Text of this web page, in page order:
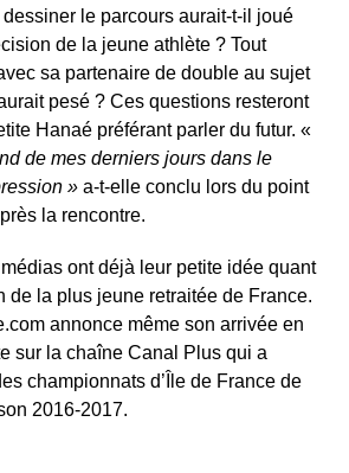
le parcours aurait-t-il joué
de la jeune athlète ? Tout
sa partenaire de double au sujet
pesé ? Ces questions resteront
Hanaé préférant parler du futur. «
de mes derniers jours dans le
»a-t-elle conclu lors du point
la rencontre.
ont déjà leur petite idée quant
de la plus jeune retraitée de France.
annonce même son arrivée en
sur la chaîne Canal Plus qui a
championnats d’Île de France de
2016-2017.